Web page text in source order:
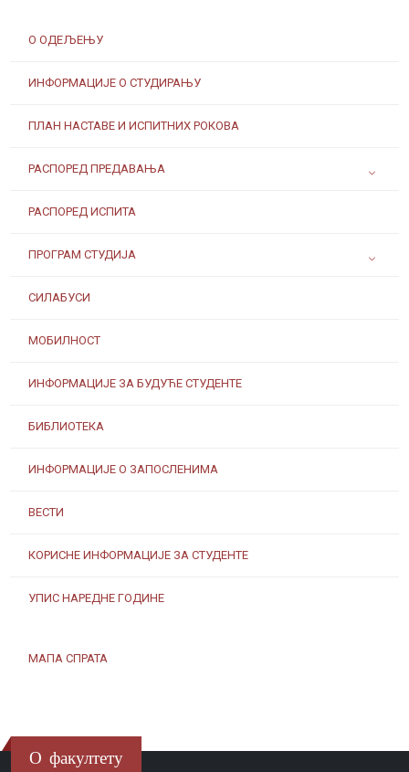
О ОДЕЉЕЊУ
ИНФОРМАЦИЈЕ О СТУДИРАЊУ
ПЛАН НАСТАВЕ И ИСПИТНИХ РОКОВА
РАСПОРЕД ПРЕДАВАЊА
РАСПОРЕД ИСПИТА
ПРОГРАМ СТУДИЈА
СИЛАБУСИ
МОБИЛНОСТ
ИНФОРМАЦИЈЕ ЗА БУДУЋЕ СТУДЕНТЕ
БИБЛИОТЕКА
ИНФОРМАЦИЈЕ О ЗАПОСЛЕНИМА
ВЕСТИ
КОРИСНЕ ИНФОРМАЦИЈЕ ЗА СТУДЕНТЕ
УПИС НАРЕДНЕ ГОДИНЕ
МАПА СПРАТА
О факултету